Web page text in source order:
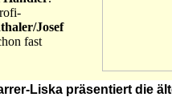
Josef
fast
Liska präsentiert die